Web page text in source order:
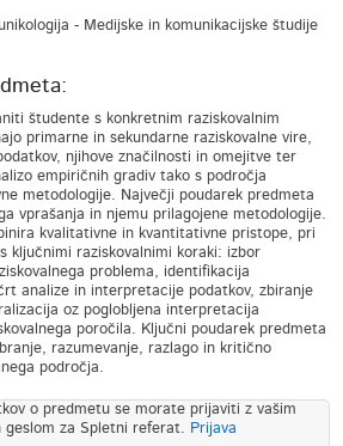
- Medijske in komunikacijske študije
študente s konkretnim raziskovalnim
primarne in sekundarne raziskovalne vire,
njihove značilnosti in omejitve ter
empiričnih gradiv tako s področja
metodologije. Največji poudarek predmeta
vprašanja in njemu prilagojene metodologije.
kvalitativne in kvantitativne pristope, pri
ključnimi raziskovalnimi koraki: izbor
problema, identifikacija
analize in interpretacije podatkov, zbiranje
oz poglobljena interpretacija
poročila. Ključni poudarek predmeta
razumevanje, razlago in kritično
področja.
o predmetu se morate prijaviti z vašim
geslom za Spletni referat. Prijava